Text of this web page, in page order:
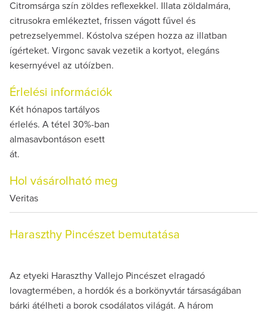
Citromsárga szín zöldes reflexekkel. Illata zöldalmára,
citrusokra emlékeztet, frissen vágott fűvel és
petrezselyemmel. Kóstolva szépen hozza az illatban
ígérteket. Virgonc savak vezetik a kortyot, elegáns
kesernyével az utóízben.
Érlelési információk
Két hónapos tartályos
érlelés. A tétel 30%-ban
almasavbontáson esett
át.
Hol vásárolható meg
Veritas
Haraszthy Pincészet bemutatása
Az etyeki Haraszthy Vallejo Pincészet elragadó
lovagtermében, a hordók és a borkönyvtár társaságában
bárki átélheti a borok csodálatos világát. A három